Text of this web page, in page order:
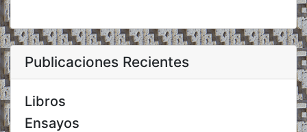
Publicaciones Recientes
Libros
Ensayos